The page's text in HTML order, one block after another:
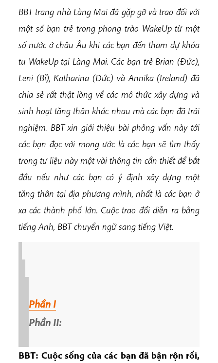
BBT trang nhà Làng Mai đã gặp gỡ và trao đổi với
một số bạn trẻ trong phong trào WakeUp từ một
số nước ở châu Âu khi các bạn đến tham dự khóa
tu WakeUp tại Làng Mai. Các bạn trẻ Brian (Đức),
Leni (Bỉ), Katharina (Đức) và Annika (Ireland) đã
chia sẻ rất thật lòng về các mô thức xây dựng và
sinh hoạt tăng thân khác nhau mà các bạn đã trải
nghiệm. BBT xin giới thiệu bài phỏng vấn này tới
các bạn đọc với mong ước là các bạn sẽ tìm thấy
trong tư liệu này một vài thông tin cần thiết để bắt
đầu nếu như các bạn có ý định xây dựng một
tăng thân tại địa phương mình, nhất là các bạn ở
xa các thành phố lớn. Cuộc trao đổi diễn ra bằng
tiếng Anh, BBT chuyển ngữ sang tiếng Việt.
Phần I
Phần II:
BBT: Cuộc sống của các bạn đã bận rộn rồi,